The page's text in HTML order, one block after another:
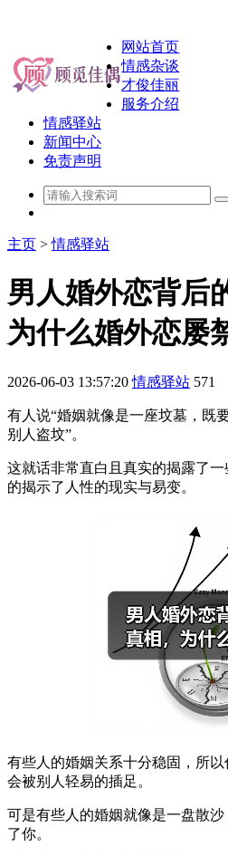
网站首页
情感杂谈
才俊佳丽
服务介绍
情感驿站
新闻中心
免责声明
主页 >情感驿站
男人婚外恋背后
为什么婚外恋屡
2026-06-03 13:57:20 情感驿站 571
有人说“婚姻就像是一座坟墓，既
别人盗坟”。
这就话非常直白且真实的揭露了
的揭示了人性的现实与易变。
有些人的婚姻关系十分稳固，所
会被别人轻易的插足。
可是有些人的婚姻就像是一盘散
了你。